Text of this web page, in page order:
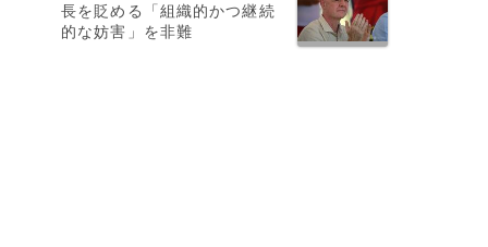
長を貶める「組織的かつ継続
的な妨害」を非難